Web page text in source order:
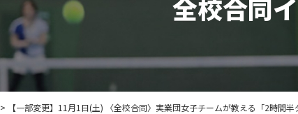
全校合同
> 【一部変更】11月1日(土) 〈全校合同〉実業団女子チームが教える「2時間